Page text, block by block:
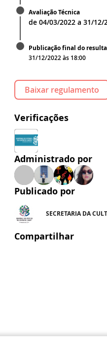
Avaliação Técnica
de04/03/2022 a31/12/
Publicação final do
31/12/2022 às 18:00
Baixar regulamento
Verificações
Administrado por
Publicado por
SECRETARIA DA
Compartilhar